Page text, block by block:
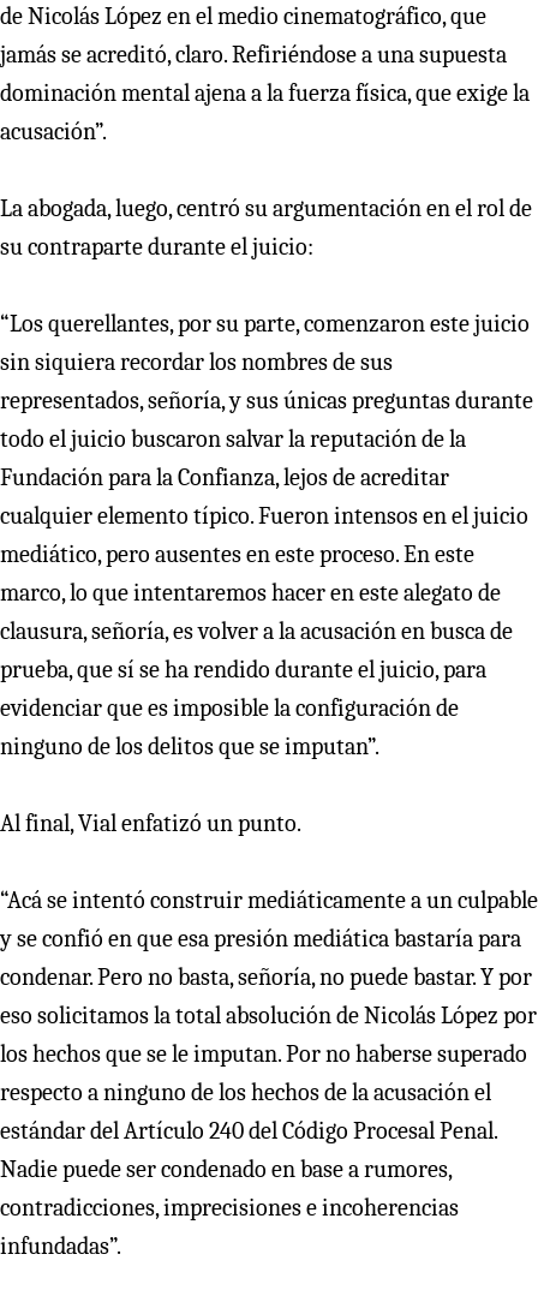
de Nicolás López en el medio cinematográfico, que
jamás se acreditó, claro. Refiriéndose a una supuesta
dominación mental ajena a la fuerza física, que exige la
acusación”.
La abogada, luego, centró su argumentación en el rol de
su contraparte durante el juicio:
“Los querellantes, por su parte, comenzaron este juicio
sin siquiera recordar los nombres de sus
representados, señoría, y sus únicas preguntas durante
todo el juicio buscaron salvar la reputación de la
Fundación para la Confianza, lejos de acreditar
cualquier elemento típico. Fueron intensos en el juicio
mediático, pero ausentes en este proceso. En este
marco, lo que intentaremos hacer en este alegato de
clausura, señoría, es volver a la acusación en busca de
prueba, que sí se ha rendido durante el juicio, para
evidenciar que es imposible la configuración de
ninguno de los delitos que se imputan”.
Al final, Vial enfatizó un punto.
“Acá se intentó construir mediáticamente a un culpable
y se confió en que esa presión mediática bastaría para
condenar. Pero no basta, señoría, no puede bastar. Y por
eso solicitamos la total absolución de Nicolás López por
los hechos que se le imputan. Por no haberse superado
respecto a ninguno de los hechos de la acusación el
estándar del Artículo 240 del Código Procesal Penal.
Nadie puede ser condenado en base a rumores,
contradicciones, imprecisiones e incoherencias
infundadas”.